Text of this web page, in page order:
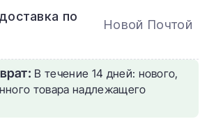
по
Новой Почтой
В течение 14 дней: нового,
товара надлежащего